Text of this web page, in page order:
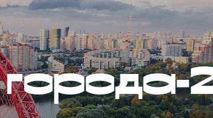
города-